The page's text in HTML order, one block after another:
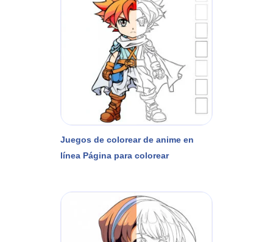
Juegos de colorear de anime en
línea Página para colorear